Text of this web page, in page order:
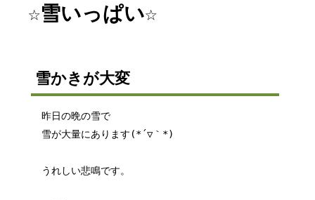
☆雪いっぱい☆
雪かきが大変
昨日の晩の雪で
雪が大量にあります(*´▽｀*)
うれしい悲鳴です。